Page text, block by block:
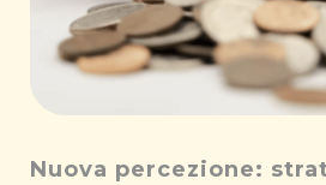
Nuova percezione: